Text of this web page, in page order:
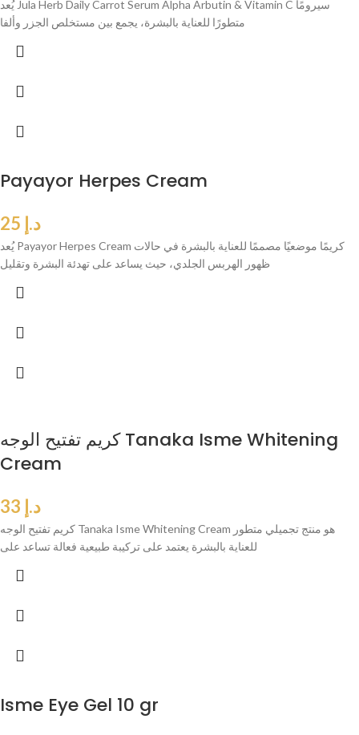
يُعد Jula Herb Daily Carrot Serum Alpha Arbutin & Vitamin C سيرومًا
متطورًا للعناية بالبشرة، يجمع بين مستخلص الجزر وألفا
Payayor Herpes Cream
د.إ
يُعد Payayor Herpes Cream كريمًا موضعيًا مصممًا للعناية بالبشرة في حالات
ظهور الهربس الجلدي، حيث يساعد على تهدئة البشرة وتقليل
كريم تفتيح الوجه Tanaka Isme Whitening
Cream
د.إ
كريم تفتيح الوجه Tanaka Isme Whitening Cream هو منتج تجميلي متطور
للعناية بالبشرة يعتمد على تركيبة طبيعية فعالة تساعد على
Isme Eye Gel 10 gr